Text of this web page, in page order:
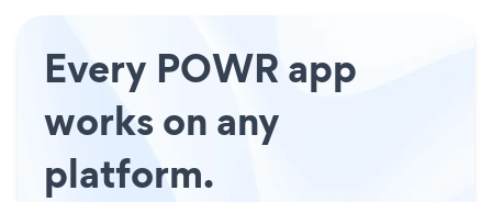
Every POWR app
works on any
platform.